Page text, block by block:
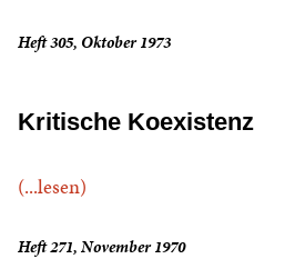
Heft 305, Oktober 1973
Kritische Koexistenz
(...lesen)
Heft 271, November 1970